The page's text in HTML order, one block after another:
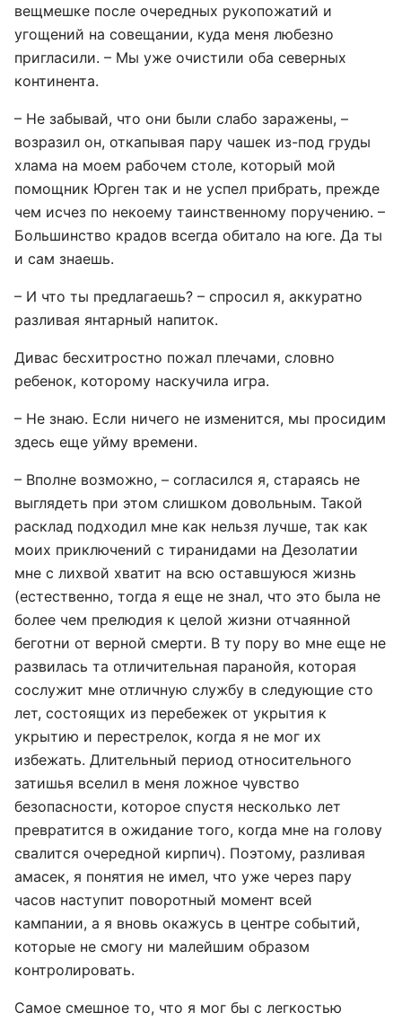
вещмешке после очередных рукопожатий и
угощений на совещании, куда меня любезно
пригласили. – Мы уже очистили оба северных
континента.
– Не забывай, что они были слабо заражены, –
возразил он, откапывая пару чашек из-под груды
хлама на моем рабочем столе, который мой
помощник Юрген так и не успел прибрать, прежде
чем исчез по некоему таинственному поручению. –
Большинство крадов всегда обитало на юге. Да ты
и сам знаешь.
– И что ты предлагаешь? – спросил я, аккуратно
разливая янтарный напиток.
Дивас бесхитростно пожал плечами, словно
ребенок, которому наскучила игра.
– Не знаю. Если ничего не изменится, мы просидим
здесь еще уйму времени.
– Вполне возможно, – согласился я, стараясь не
выглядеть при этом слишком довольным. Такой
расклад подходил мне как нельзя лучше, так как
моих приключений с тиранидами на Дезолатии
мне с лихвой хватит на всю оставшуюся жизнь
(естественно, тогда я еще не знал, что это была не
более чем прелюдия к целой жизни отчаянной
беготни от верной смерти. В ту пору во мне еще не
развилась та отличительная паранойя, которая
сослужит мне отличную службу в следующие сто
лет, состоящих из перебежек от укрытия к
укрытию и перестрелок, когда я не мог их
избежать. Длительный период относительного
затишья вселил в меня ложное чувство
безопасности, которое спустя несколько лет
превратится в ожидание того, когда мне на голову
свалится очередной кирпич). Поэтому, разливая
амасек, я понятия не имел, что уже через пару
часов наступит поворотный момент всей
кампании, а я вновь окажусь в центре событий,
которые не смогу ни малейшим образом
контролировать.
Самое смешное то, что я мог бы с легкостью